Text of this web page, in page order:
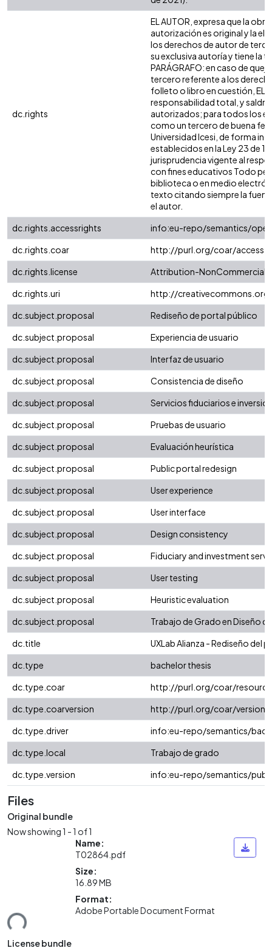
dc.rights
EL AUTOR, expresa que la
autorización es original y la
los derechos de autor de
su exclusiva autoría y tiene la
PARÁGRAFO: en caso de
tercero referente a los
folleto o libro en cuestión, EL
responsabilidad total, y saldrá
autorizados; para todos los
como un tercero de buena fe.
Universidad Icesi, de forma
establecidos en la Ley 23 de
jurisprudencia vigente al
con fines educativos Todo
biblioteca o en medio
texto citando siempre la
el autor.
dc.rights.accessrights
info:eu-repo/semantics/
dc.rights.coar
http://purl.org/coar/
dc.rights.license
Attribution-NonCommercial-
dc.rights.uri
http://
dc.subject.proposal
Rediseño de portal público
dc.subject.proposal
Experiencia de usuario
dc.subject.proposal
Interfaz de usuario
dc.subject.proposal
Consistencia de diseño
dc.subject.proposal
Servicios fiduciarios e
dc.subject.proposal
Pruebas de usuario
dc.subject.proposal
Evaluación heurística
dc.subject.proposal
Public portal redesign
dc.subject.proposal
User experience
dc.subject.proposal
User interface
dc.subject.proposal
Design consistency
dc.subject.proposal
Fiduciary and investment
dc.subject.proposal
User testing
dc.subject.proposal
Heuristic evaluation
dc.subject.proposal
Trabajo de Grado en Diseño
dc.title
UXLab Alianza - Rediseño del
dc.type
bachelor thesis
dc.type.coar
http://purl.org/coar/
dc.type.coarversion
http://purl.org/coar/
dc.type.driver
info:eu-repo/semantics/
dc.type.local
Trabajo de grado
dc.type.version
info:eu-repo/semantics/
Files
Original bundle
Now showing1 - 1 of 1
Name:
T02864.pdf
Size:
16.89 MB
Format:
Adobe Portable Document Format
License bundle